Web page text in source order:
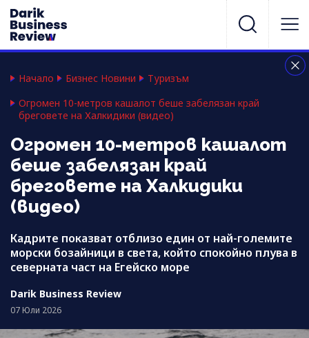
Начало Бизнес Новини
Туризъм
Огромен 10-метров кашалот беше забелязан край
бреговете на Халкидики (видео)
Огромен 10-метров кашалот
беше забелязан край
бреговете на Халкидики
(видео)
Кадрите показват отблизо един от най-големите
морски бозайници в света, който спокойно плува в
северната част на Егейско море
Darik Business Review
07 Юли 2026